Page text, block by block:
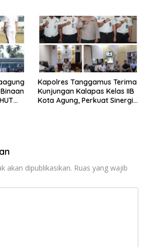
Kapolres Tanggamus Terima
Kunjungan Kalapas Kelas IIB
Kota Agung, Perkuat Sinergi
akan dipublikasikan. Ruas yang wajib